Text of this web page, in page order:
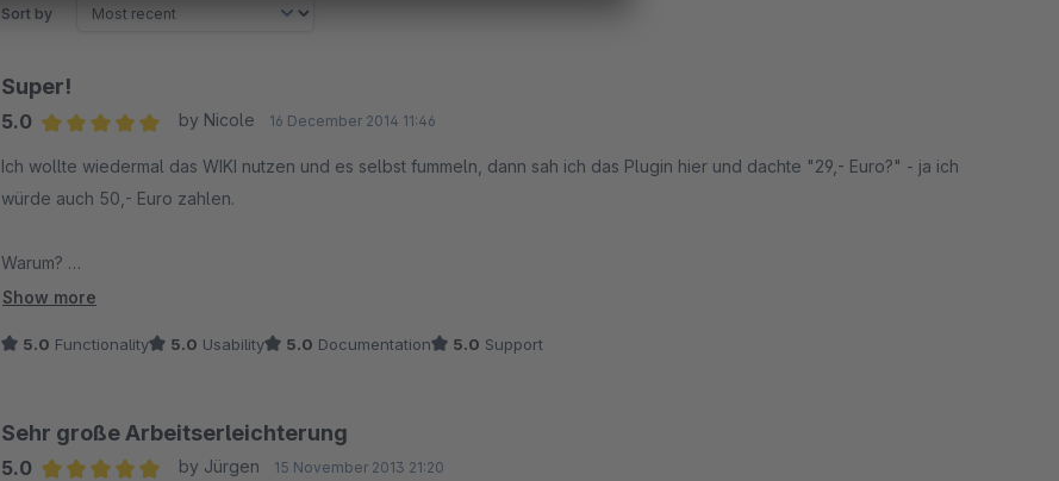
Sort by
Super!
5.0
by Nicole 16 December 2014 11:46
Ich wollte wiedermal das WIKI nutzen und es selbst fummeln, dann sah ich das Plugin hier und dachte "29,- Euro?" - ja ich
würde auch 50,- Euro zahlen.
Warum?
Show more
5.0 Functionality 5.0 Usability 5.0 Documentation 5.0 Support
Sehr große Arbeitserleichterung
5.0
by Jürgen 15 November 2013 21:20